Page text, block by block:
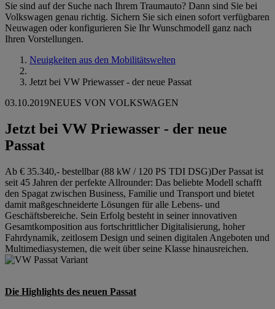
Sie sind auf der Suche nach Ihrem Traumauto? Dann sind Sie bei
Volkswagen genau richtig. Sichern Sie sich einen sofort verfügbaren
Neuwagen oder konfigurieren Sie Ihr Wunschmodell ganz nach
Ihren Vorstellungen.
Neuigkeiten aus den Mobilitätswelten
Jetzt bei VW Priewasser - der neue Passat
03.10.2019NEUES VON VOLKSWAGEN
Jetzt bei VW Priewasser - der neue
Passat
Ab € 35.340,- bestellbar (88 kW / 120 PS TDI DSG)Der Passat ist
seit 45 Jahren der perfekte Allrounder: Das beliebte Modell schafft
den Spagat zwischen Business, Familie und Transport und bietet
damit maßgeschneiderte Lösungen für alle Lebens- und
Geschäftsbereiche. Sein Erfolg besteht in seiner innovativen
Gesamtkomposition aus fortschrittlicher Digitalisierung, hoher
Fahrdynamik, zeitlosem Design und seinen digitalen Angeboten und
Multimediasystemen, die weit über seine Klasse hinausreichen.
Die Highlights des neuen Passat